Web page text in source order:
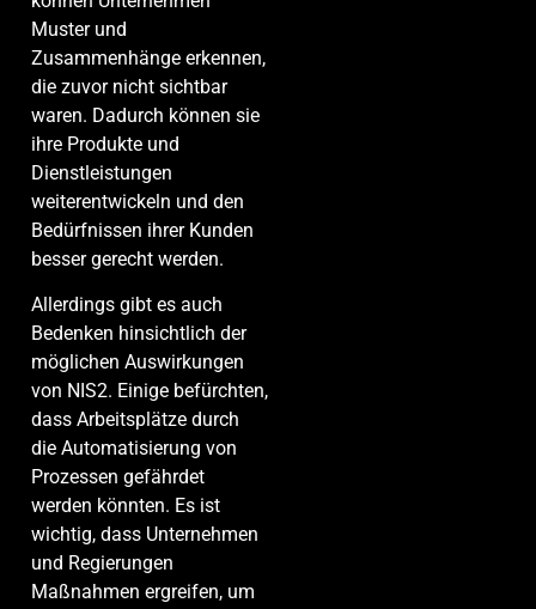
Muster und
Zusammenhänge erkennen,
die zuvor nicht sichtbar
waren. Dadurch können sie
ihre Produkte und
Dienstleistungen
weiterentwickeln und den
Bedürfnissen ihrer Kunden
besser gerecht werden.
Allerdings gibt es auch
Bedenken hinsichtlich der
möglichen Auswirkungen
von NIS2. Einige befürchten,
dass Arbeitsplätze durch
die Automatisierung von
Prozessen gefährdet
werden könnten. Es ist
wichtig, dass Unternehmen
und Regierungen
Maßnahmen ergreifen, um